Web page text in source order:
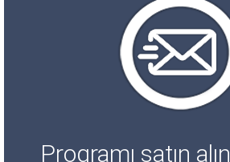
Proqramı satın alın